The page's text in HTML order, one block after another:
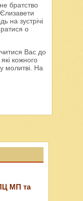
братство
на зустрічі
о
Вас до
кожного
молитві. На
МП та